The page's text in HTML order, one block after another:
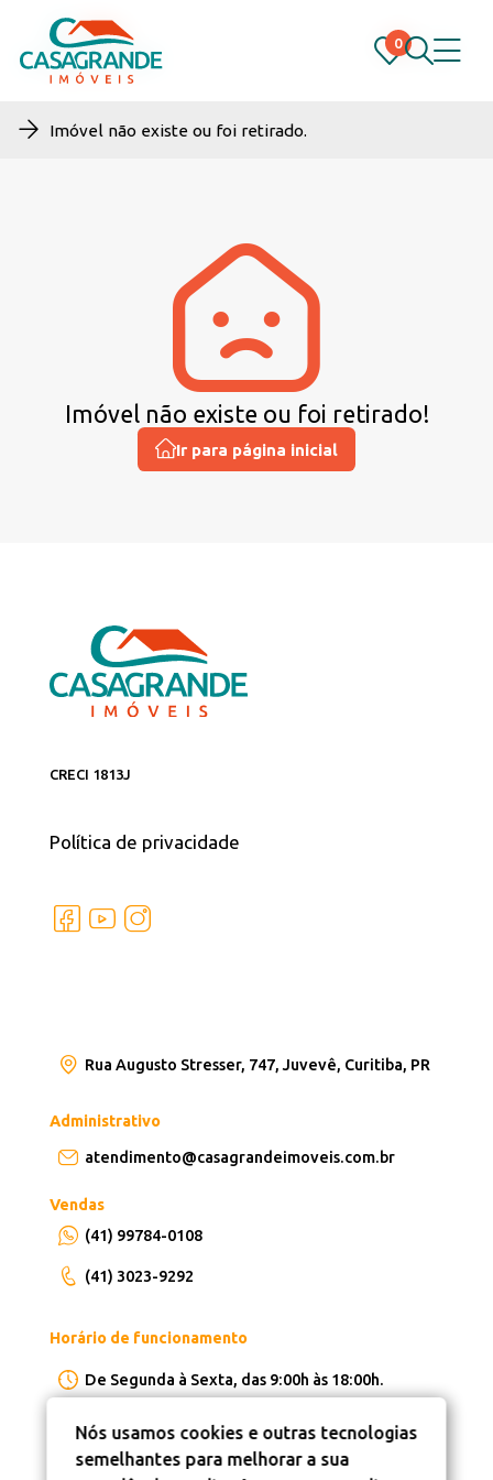
0
0
Imóvel não existe ou foi retirado.
Imóvel não existe ou foi retirado!
Ir para página inicial
CRECI 1813J
Política de privacidade
Rua Augusto Stresser, 747, Juvevê, Curitiba, PR
Administrativo
atendimento@casagrandeimoveis.com.br
Vendas
(41) 99784-0108
(41) 3023-9292
Horário de funcionamento
De Segunda à Sexta, das 9:00h às 18:00h.
Nós usamos cookies e outras tecnologias
semelhantes para melhorar a sua